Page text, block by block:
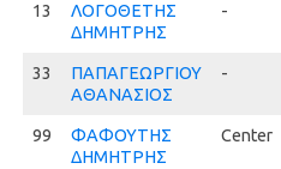
13
33
99
13
ΛΟΓΟΘΕΤΗΣ
ΔΗΜΗΤΡΗΣ
-
33
ΠΑΠΑΓΕΩΡΓΙΟΥ
ΑΘΑΝΑΣΙΟΣ
-
99
ΦΑΦΟΥΤΗΣ
ΔΗΜΗΤΡΗΣ
Center